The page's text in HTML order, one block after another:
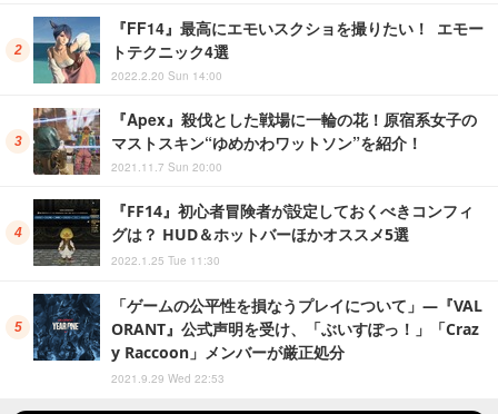
『FF14』最高にエモいスクショを撮りたい！ エモー
トテクニック4選
2022.2.20 Sun 14:00
『Apex』殺伐とした戦場に一輪の花！原宿系女子の
マストスキン“ゆめかわワットソン”を紹介！
2021.11.7 Sun 20:00
『FF14』初心者冒険者が設定しておくべきコンフィ
グは？ HUD＆ホットバーほかオススメ5選
2022.1.25 Tue 11:30
「ゲームの公平性を損なうプレイについて」―『VAL
ORANT』公式声明を受け、「ぶいすぽっ！」「Craz
y Raccoon」メンバーが厳正処分
2021.9.29 Wed 22:53